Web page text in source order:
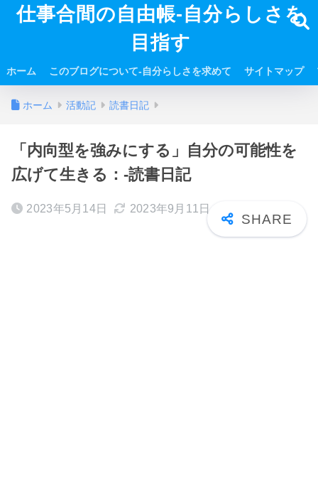
仕事合間の自由帳-自分らしさを
目指す
ホーム このブログについて-自分らしさを求めて サイトマップ
ホーム 活動記 読書日記
「内向型を強みにする」自分の可能性を
広げて生きる：-読書日記
2023年5月14日 2023年9月11日